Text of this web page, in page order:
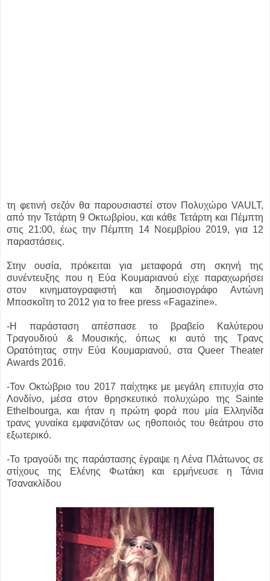
τη φετινή σεζόν θα παρουσιαστεί στον Πολυχώρο VAULT,
από την Τετάρτη 9 Οκτωβρίου, και κάθε Τετάρτη και Πέμπτη
στις 21:00, έως την Πέμπτη 14 Νοεμβρίου 2019, για 12
παραστάσεις.
Στην ουσία, πρόκειται για μεταφορά στη σκηνή της
συνέντευξης που η Εύα Κουμαριανού είχε παραχωρήσει
στον κινηματογραφιστή και δημοσιογράφο Αντώνη
Μποσκοΐτη το 2012 για το free press «Fagazine».
-Η παράσταση απέσπασε το βραβείο Καλύτερου
Τραγουδιού & Μουσικής, όπως κι αυτό της Τρανς
Ορατότητας στην Εύα Κουμαριανού, στα Queer Theater
Awards 2016.
-Τον Οκτώβριο του 2017 παίχτηκε με μεγάλη επιτυχία στο
Λονδίνο, μέσα στον θρησκευτικό πολυχώρο της Sainte
Ethelbourga, και ήταν η πρώτη φορά που μία Ελληνίδα
τρανς γυναίκα εμφανιζόταν ως ηθοποιός του θεάτρου στο
εξωτερικό.
-Το τραγούδι της παράστασης έγραψε η Λένα Πλάτωνος σε
στίχους της Ελένης Φωτάκη και ερμήνευσε η Τάνια
Τσανακλίδου